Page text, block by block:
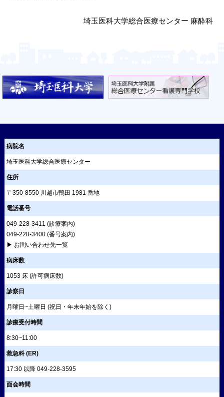
埼玉医科大学総合医療センター 麻酔科
病院名
埼玉医科大学総合医療センター
住所
〒350-8550 川越市鴨田 1981 番地
電話番号
049-228-3411 (診療案内)
049-228-3400(番号案内)
▶ お問い合わせ先一覧
病床数
1053 床 (許可病床数)
診察日
月曜日~土曜日 (祝日・年末年始を除く)
診療受付時間
8:30~11:00
救急科 (ER)
17:30 以降 049-228-3595
面会時間